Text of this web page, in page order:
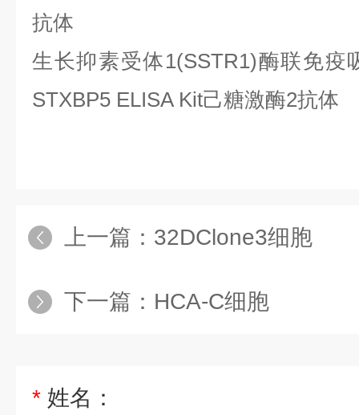
抗体
生长抑素受体1(SSTR1)酶联免疫
STXBP5 ELISA Kit己糖激酶2抗体
上一篇： 32DClone3细胞
下一篇： HCA-C细胞
* 姓名：